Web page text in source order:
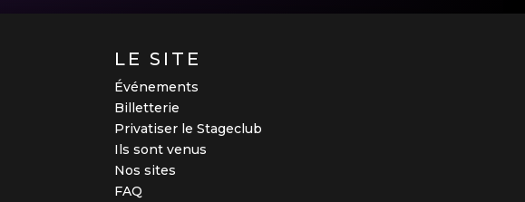
LE SITE
Événements
Billetterie
Privatiser le Stageclub
Ils sont venus
Nos sites
FAQ